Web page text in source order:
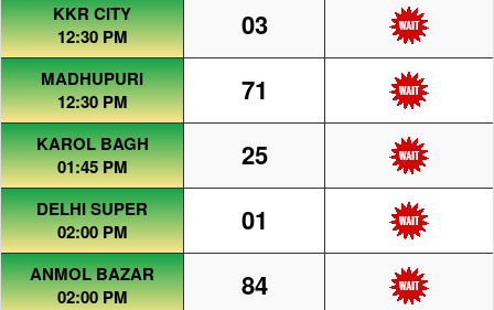
KKR CITY
12:30 PM
03
MADHUPURI
12:30 PM
71
KAROL BAGH
01:45 PM
25
DELHI SUPER
02:00 PM
01
ANMOL BAZAR
02:00 PM
84